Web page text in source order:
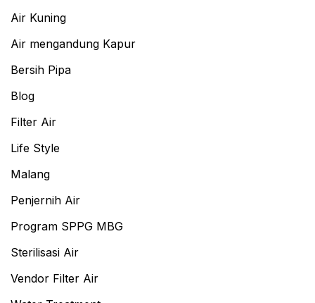
Air Kuning
Air mengandung Kapur
Bersih Pipa
Blog
Filter Air
Life Style
Malang
Penjernih Air
Program SPPG MBG
Sterilisasi Air
Vendor Filter Air